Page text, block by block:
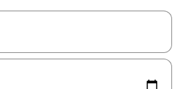
utilisez les flèches vers le